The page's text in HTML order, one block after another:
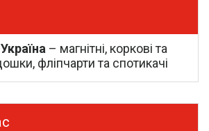
– магнітні, коркові та
фліпчарти та спотикачі